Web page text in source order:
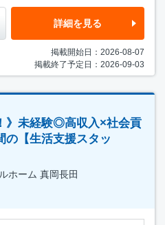
詳細を見る
掲載開始日：2026-08-07
掲載終了予定日：2026-09-03
》未経験◎高収入×社会貢
の【生活支援スタッ
ホーム 真岡長田